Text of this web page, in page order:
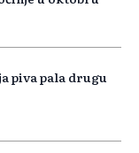
piva pala drugu